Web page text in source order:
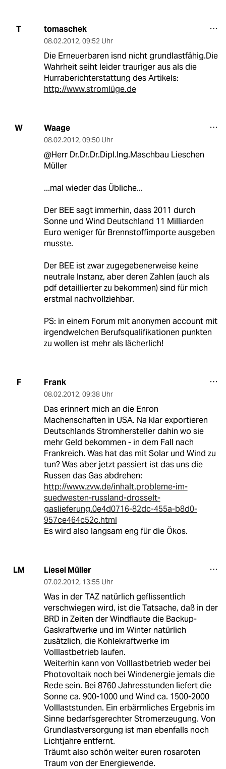
T tomaschek
08.02.2012, 09:52 Uhr
Die Erneuerbaren isnd nicht grundlastfähig.Die
Wahrheit seiht leider trauriger aus als die
Hurraberichterstattung des Artikels:
http://www.stromlüge.de
W Waage
08.02.2012, 09:50 Uhr
@Herr Dr.Dr.Dr.Dipl.Ing.Maschbau Lieschen
Müller
...mal wieder das Übliche...
Der BEE sagt immerhin, dass 2011 durch
Sonne und Wind Deutschland 11 Milliarden
Euro weniger für Brennstoffimporte ausgeben
musste.
Der BEE ist zwar zugegebenerweise keine
neutrale Instanz, aber deren Zahlen (auch als
pdf detaillierter zu bekommen) sind für mich
erstmal nachvollziehbar.
PS: in einem Forum mit anonymen account mit
irgendwelchen Berufsqualifikationen punkten
zu wollen ist mehr als lächerlich!
F Frank
08.02.2012, 09:38 Uhr
Das erinnert mich an die Enron
Machenschaften in USA. Na klar exportieren
Deutschlands Stromhersteller dahin wo sie
mehr Geld bekommen - in dem Fall nach
Frankreich. Was hat das mit Solar und Wind zu
tun? Was aber jetzt passiert ist das uns die
Russen das Gas abdrehen:
http://www.zvw.de/inhalt.probleme-im-
suedwesten-russland-drosselt-
gaslieferung.0e4d0716-82dc-455a-b8d0-
957ce464c52c.html
Es wird also langsam eng für die Ökos.
LM Liesel Müller
07.02.2012, 13:55 Uhr
Was in der TAZ natürlich geflissentlich
verschwiegen wird, ist die Tatsache, daß in der
BRD in Zeiten der Windflaute die Backup-
Gaskraftwerke und im Winter natürlich
zusätzlich, die Kohlekraftwerke im
Volllastbetrieb laufen.
Weiterhin kann von Volllastbetrieb weder bei
Photovoltaik noch bei Windenergie jemals die
Rede sein. Bei 8760 Jahresstunden liefert die
Sonne ca. 900-1000 und Wind ca. 1500-2000
Volllaststunden. Ein erbärmliches Ergebnis im
Sinne bedarfsgerechter Stromerzeugung. Von
Grundlastversorgung ist man ebenfalls noch
Lichtjahre entfernt.
Träumt also schön weiter euren rosaroten
Traum von der Energiewende.